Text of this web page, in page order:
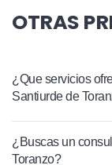
OTRAS
¿Que servicios
Santiurde de
¿Buscas un
Toranzo?